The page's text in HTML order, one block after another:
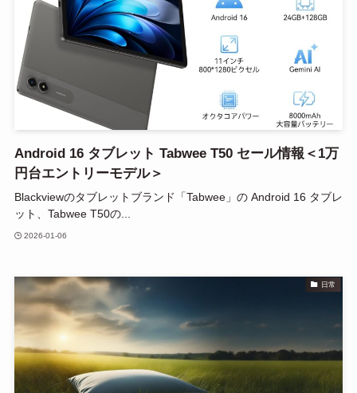
Android 16 タブレット Tabwee T50 セール情報＜1万
円台エントリーモデル＞
Blackviewのタブレットブランド「Tabwee」の Android 16 タブレ
ット、Tabwee T50の...
2026-01-06
日常